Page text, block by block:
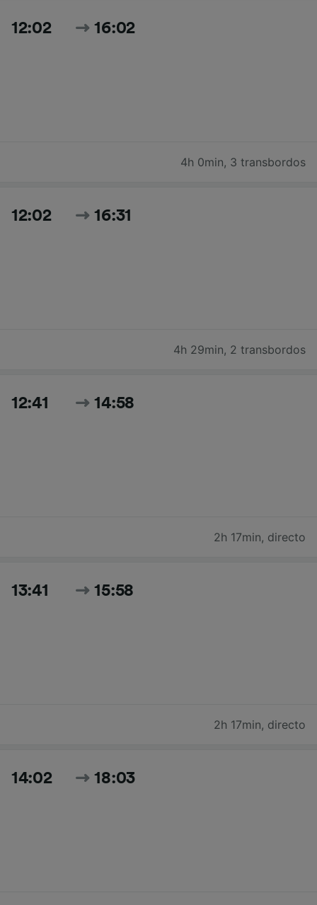
12:02 16:02
4h 0min, 3 transbordos
12:02 16:31
4h 29min, 2 transbordos
12:41 14:58
2h 17min, directo
13:41 15:58
2h 17min, directo
14:02 18:03